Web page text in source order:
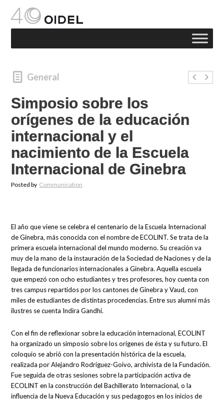
General
Simposio sobre los
orígenes de la educación
internacional y el
nacimiento de la Escuela
Internacional de Ginebra
Posted by Communication
El año que viene se celebra el centenario de la Escuela Internacional
de Ginebra, más conocida con el nombre de ECOLINT. Se trata de la
primera escuela internacional del mundo moderno. Su creación va
muy de la mano de la instauración de la Sociedad de Naciones y de la
llegada de funcionarios internacionales a Ginebra. Aquella escuela
que empezó con ocho estudiantes y tres profesores, hoy cuenta con
tres campus repartidos por los cantones de Ginebra y Vaud, con
miles de estudiantes de distintas procedencias. Entre sus alumni más
ilustres se cuenta Indira Gandhi.
Con el fin de reflexionar sobre la educación internacional, ECOLINT
ha organizado un simposio sobre los orígenes de ésta y su futuro. El
coloquio se abrió con la presentación histórica de la escuela,
realizada por Alejandro Rodríguez-Goivo, archivista de la Fundación.
Fue seguida de otras sesiones sobre la participación activa de
ECOLINT en la construcción del Bachillerato Internacional, o la
influencia de la Nueva Educación y sus pedagogos en los inicios de